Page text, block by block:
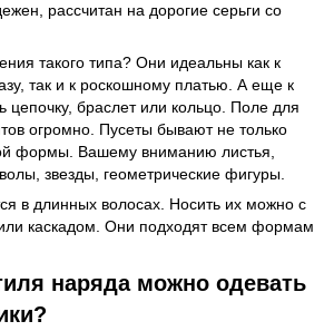
рассчитан на дорогие серьги со
такого типа? Они идеальны как к
так и к роскошному платью. А еще к
цепочку, браслет или кольцо. Поле для
огромно. Пусеты бывают не только
формы. Вашему вниманию листья,
звезды, геометрические фигуры.
в длинных волосах. Носить их можно с
каскадом. Они подходят всем формам
наряда можно одевать